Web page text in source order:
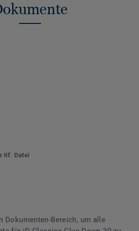
tif. Datei
Dokumenten-Bereich, um alle